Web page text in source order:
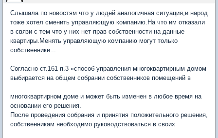
Слышала по новостям что у людей аналогичная ситуация,и народ
тоже хотел сменить управляющую компанию.На что им отказали
в связи с тем что у них нет прав собственности на данные
квартиры.Менять управляющую компанию могут только
собственники...
Согласно ст.161 п.3 «способ управления многоквартирным домом
выбирается на общем собрании собственников помещений в
многоквартирном доме и может быть изменен в любое время на
основании его решения.
После проведения собрания и принятия положительного решения,
собственникам необходимо руководствоваться в своих